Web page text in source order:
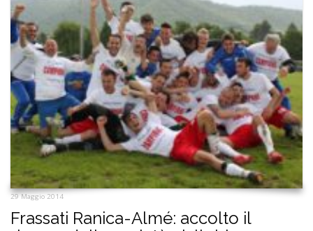
29 Maggio 2014
Frassati Ranica-Almé: accolto il